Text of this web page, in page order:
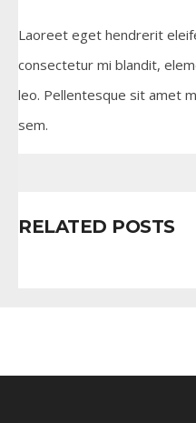
Laoreet eget hendrerit
consectetur mi blandit,
leo. Pellentesque sit amet
sem.
RELATED POSTS